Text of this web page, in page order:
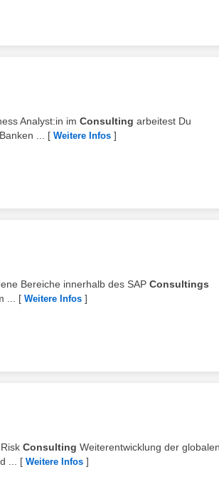
Analyst:in im Consulting arbeitest Du
...
[ Weitere Infos ]
Bereiche innerhalb des SAP Consultings
[ Weitere Infos ]
Consulting Weiterentwicklung der
...
[ Weitere Infos ]